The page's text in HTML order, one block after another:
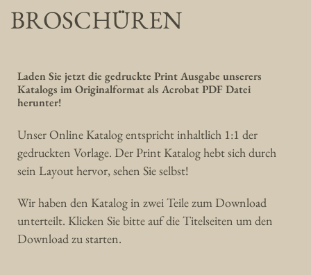
BROSCHÜREN
Laden Sie jetzt die gedruckte Print Ausgabe unserers
Katalogs im Originalformat als Acrobat PDF Datei
herunter!
Unser Online Katalog entspricht inhaltlich 1:1 der
gedruckten Vorlage. Der Print Katalog hebt sich durch
sein Layout hervor, sehen Sie selbst!
Wir haben den Katalog in zwei Teile zum Download
unterteilt. Klicken Sie bitte auf die Titelseiten um den
Download zu starten.